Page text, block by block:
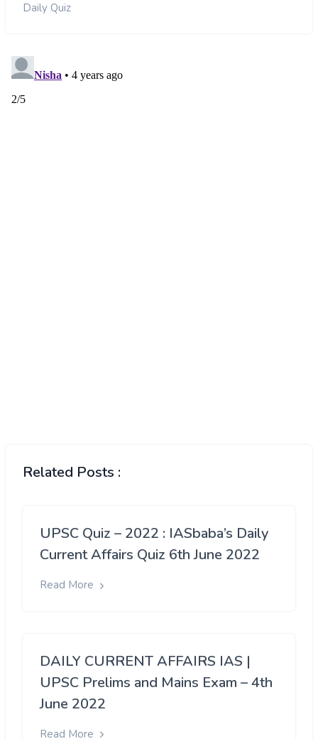
Daily Quiz
Related Posts :
UPSC Quiz – 2022 : IASbaba’s Daily
Current Affairs Quiz 6th June 2022
Read More
DAILY CURRENT AFFAIRS IAS |
UPSC Prelims and Mains Exam – 4th
June 2022
Read More